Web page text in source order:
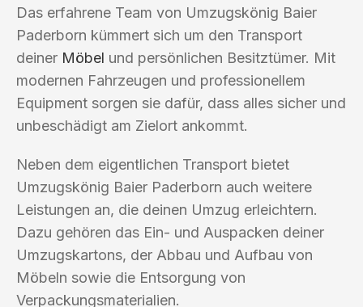
Das erfahrene Team von Umzugskönig Baier
Paderborn kümmert sich um den Transport
deiner Möbel und persönlichen Besitztümer. Mit
modernen Fahrzeugen und professionellem
Equipment sorgen sie dafür, dass alles sicher und
unbeschädigt am Zielort ankommt.
Neben dem eigentlichen Transport bietet
Umzugskönig Baier Paderborn auch weitere
Leistungen an, die deinen Umzug erleichtern.
Dazu gehören das Ein- und Auspacken deiner
Umzugskartons, der Abbau und Aufbau von
Möbeln sowie die Entsorgung von
Verpackungsmaterialien.